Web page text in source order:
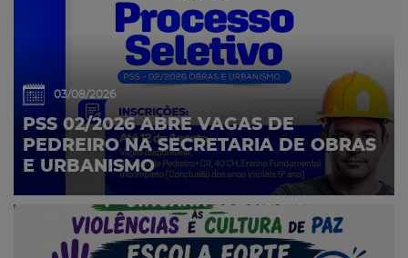
03/08/2026
PSS 02/2026 ABRE VAGAS DE
PEDREIRO NA SECRETARIA DE OBRAS
E URBANISMO